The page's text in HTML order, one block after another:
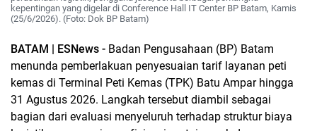
kepentingan yang digelar di Conference Hall IT Center BP Batam, Kamis
(25/6/2026). (Foto: Dok BP Batam)
BATAM | ESNews - Badan Pengusahaan (BP) Batam
menunda pemberlakuan penyesuaian tarif layanan peti
kemas di Terminal Peti Kemas (TPK) Batu Ampar hingga
31 Agustus 2026. Langkah tersebut diambil sebagai
bagian dari evaluasi menyeluruh terhadap struktur biaya